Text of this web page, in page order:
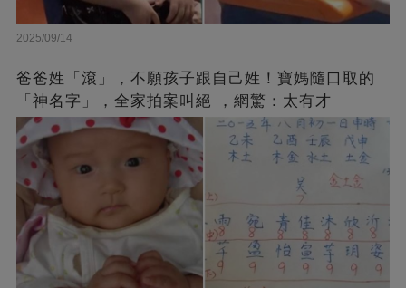
2025/09/14
爸爸姓「滾」，不願孩子跟自己姓！寶媽隨口取的
「神名字」，全家拍案叫絕 ，網驚：太有才